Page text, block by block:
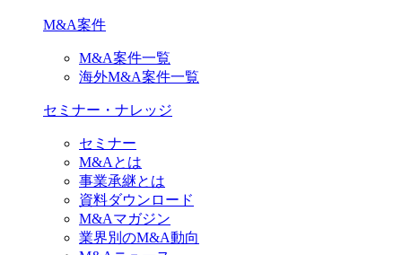
M&A案件
M&A案件一覧
海外M&A案件一覧
セミナー・ナレッジ
セミナー
M&Aとは
事業承継とは
資料ダウンロード
M&Aマガジン
業界別のM&A動向